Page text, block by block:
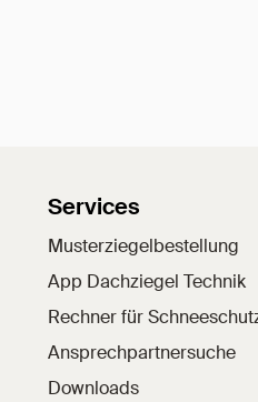
Services
Musterziegelbestellung
App Dachziegel Technik
Rechner für
Ansprechpartnersuche
Downloads